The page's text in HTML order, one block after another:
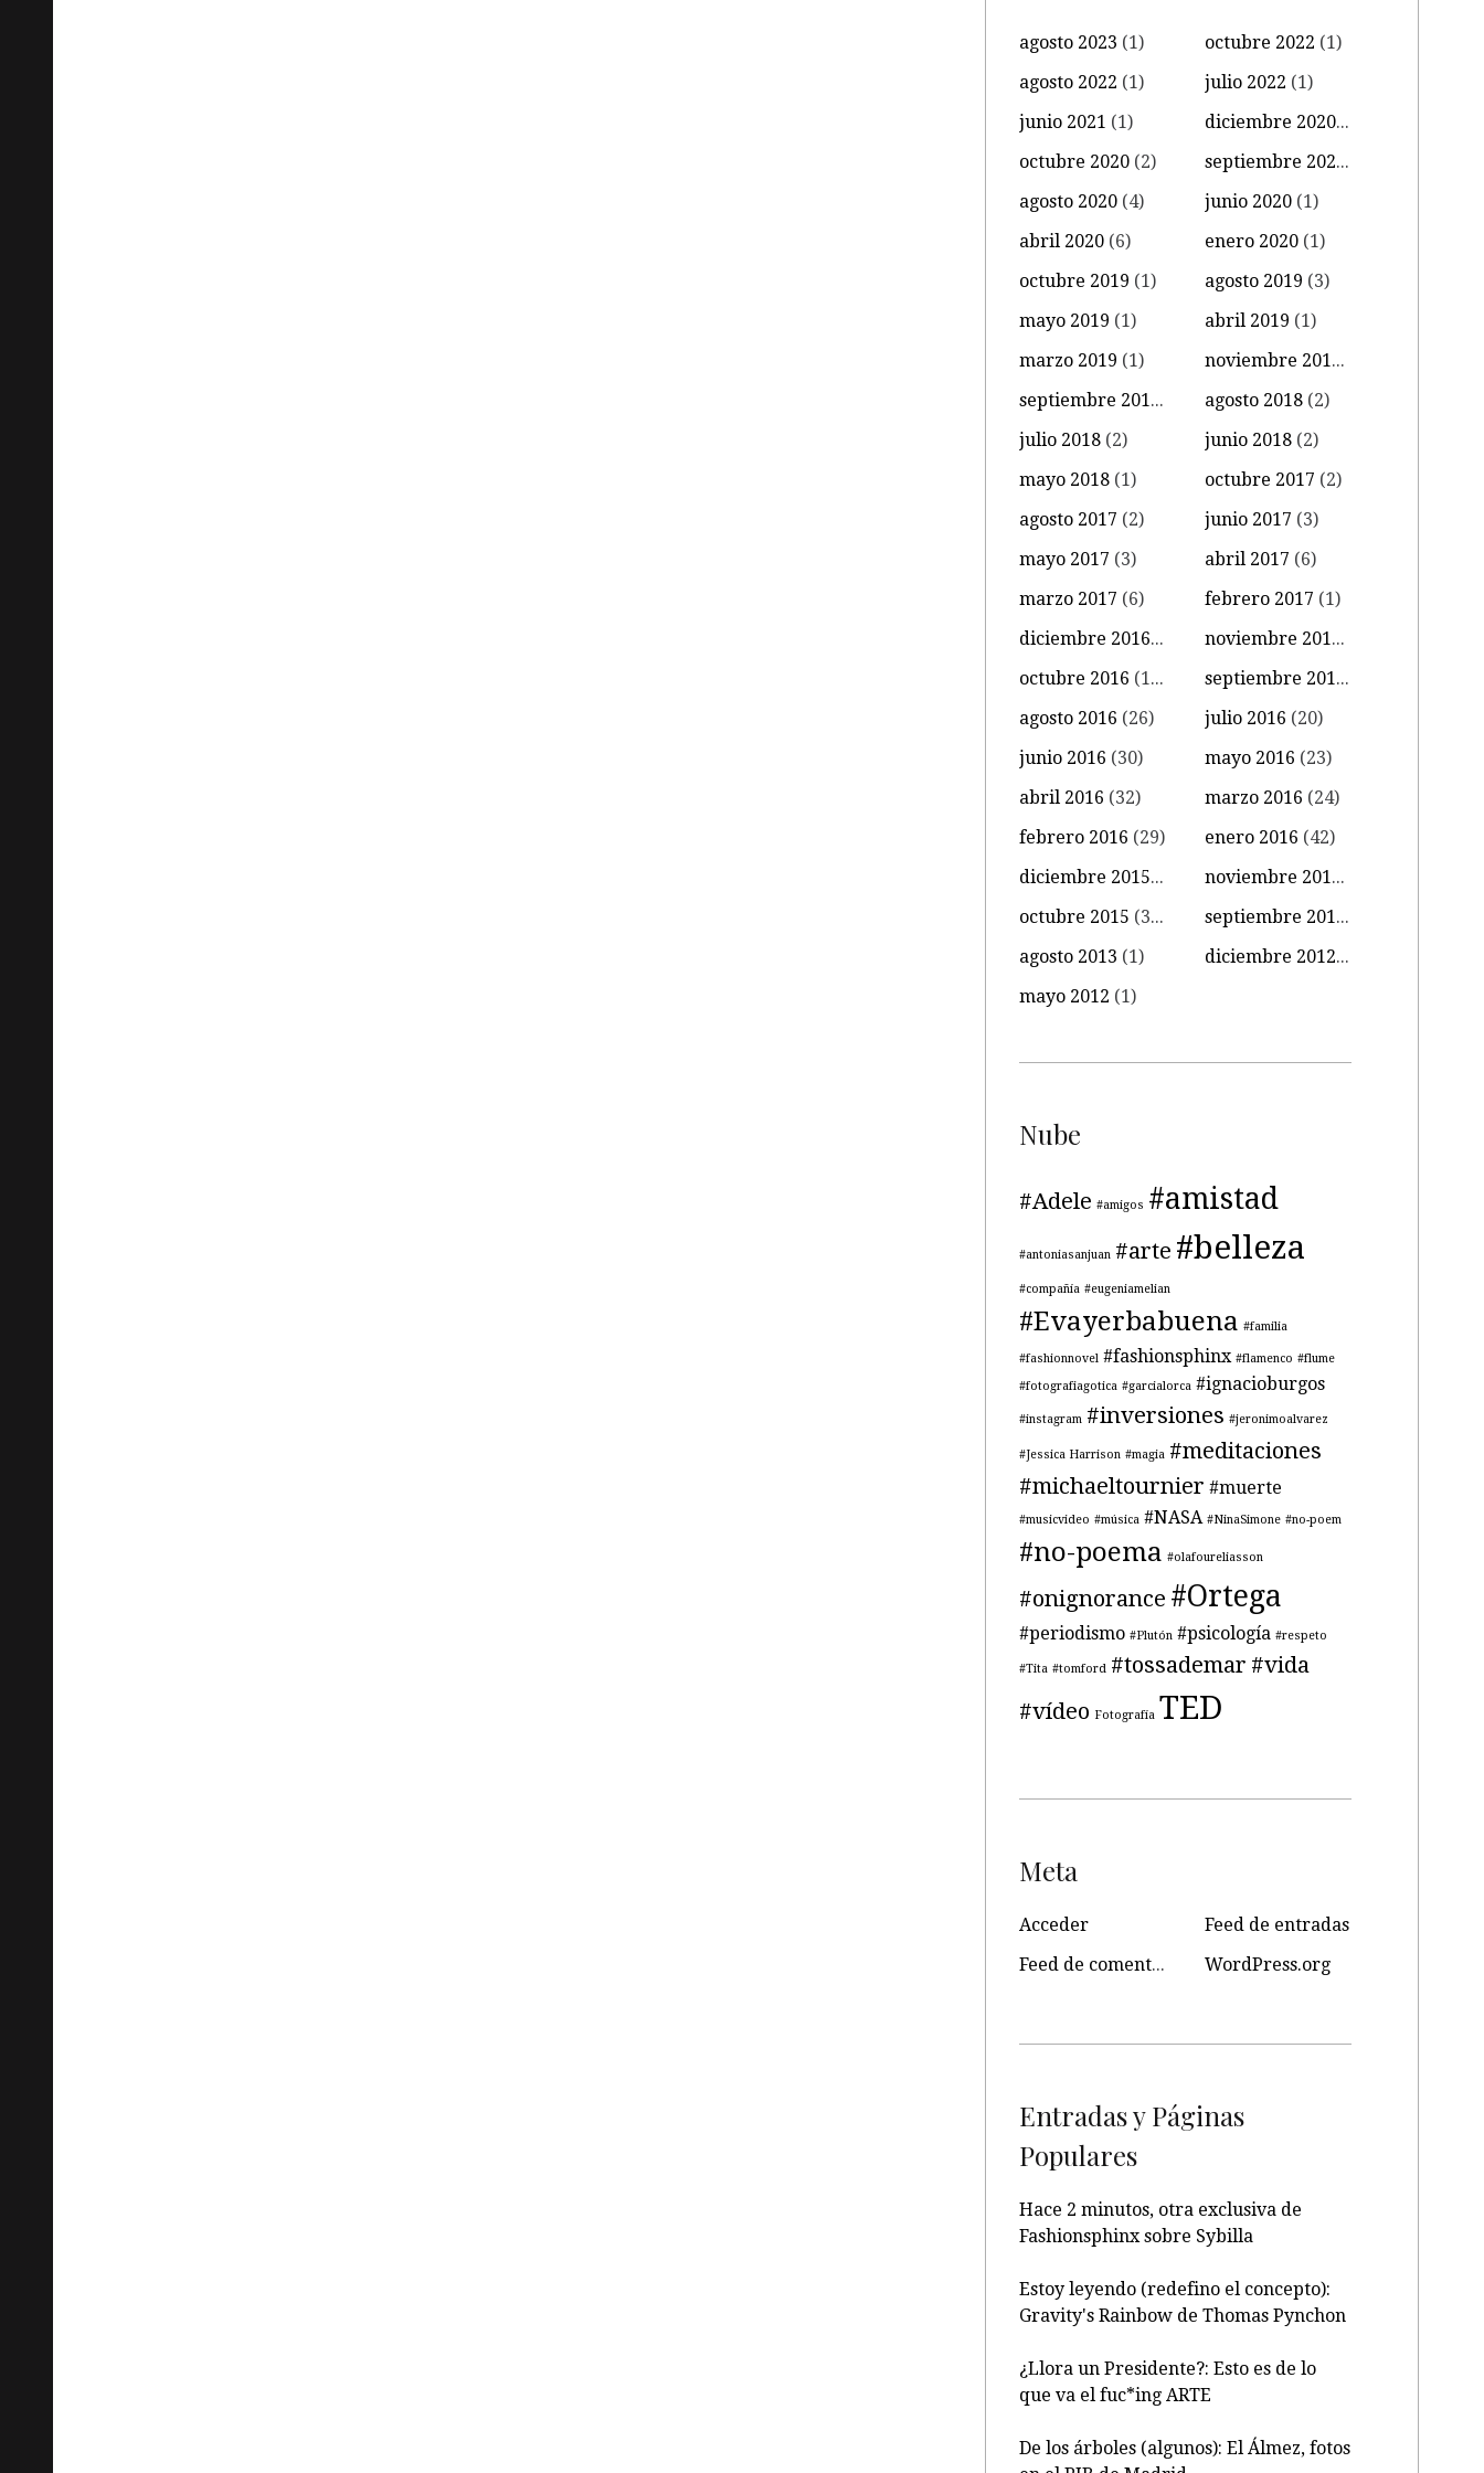
agosto 2023 (1) octubre 2022 (1)
agosto 2022 (1) julio 2022 (1)
junio 2021 (1) diciembre 2020
(1)
octubre 2020(2) septiembre 2020(3)
agosto 2020(4) junio 2020 (1)
abril 2020(6) enero 2020 (1)
octubre 2019 (1) agosto 2019 (3)
mayo 2019 (1) abril 2019 (1)
marzo 2019 (1) noviembre 2018(2)
septiembre 2018(1) agosto 2018 (2)
julio 2018(2) junio 2018 (2)
mayo 2018(1) octubre 2017 (2)
agosto 2017 (2) junio 2017 (3)
mayo 2017 (3) abril 2017 (6)
marzo 2017 (6) febrero 2017 (1)
diciembre 2016
(4) noviembre 2016(11)
octubre 2016 (14) septiembre 2016(18)
agosto 2016 (26) julio 2016 (20)
junio 2016 (30) mayo 2016 (23)
abril 2016 (32) marzo 2016 (24)
febrero 2016 (29) enero 2016 (42)
diciembre 2015
(39) noviembre 2015(18)
octubre 2015 (34) septiembre 2015(15)
agosto 2013 (1) diciembre 2012
(1)
mayo 2012 (1)
Nube
#Adele #amigos #amistad
#antoniasanjuan #arte #belleza
#compañía #eugeniamelian
#Evayerbabuena #familia
#fashionnovel #fashionsphinx #flamenco #flume
#fotografiagotica #garcialorca #ignacioburgos
#instagram #inversiones #jeronimoalvarez
#Jessica Harrison #magia #meditaciones
#michaeltournier #muerte
#musicvideo #música #NASA #NinaSimone #no-poem
#no-poema #olafoureliasson
#onignorance #Ortega
#periodismo #Plutón #psicología #respeto
#Tita #tomford #tossademar #vida
#vídeo Fotografía TED
Meta
Acceder
Feed de entradas
Feed de comentarios
WordPress.org
Entradas y Páginas
Populares
Hace 2 minutos, otra exclusiva de
Fashionsphinx sobre Sybilla
Estoy leyendo (redefino el concepto):
Gravity's Rainbow de Thomas Pynchon
¿Llora un Presidente?: Esto es de lo
que va el fuc*ing ARTE
De los árboles (algunos): El Álmez, fotos